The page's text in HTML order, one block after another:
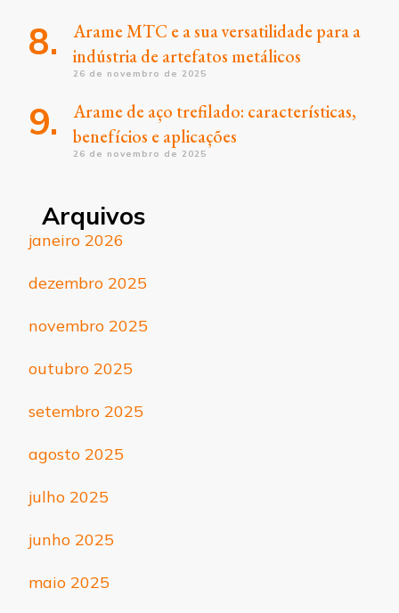
Arame MTC e a sua versatilidade para a
indústria de artefatos metálicos
26 de novembro de 2025
Arame de aço trefilado: características,
benefícios e aplicações
26 de novembro de 2025
Arquivos
janeiro 2026
dezembro 2025
novembro 2025
outubro 2025
setembro 2025
agosto 2025
julho 2025
junho 2025
maio 2025